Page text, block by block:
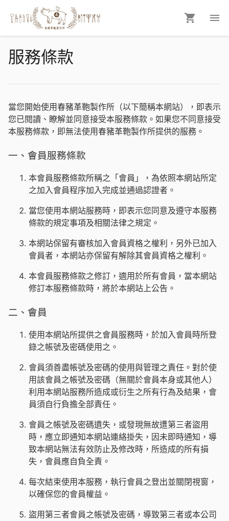
服務條款
當您開始使用春豬革鞄製作所（以下簡稱本網站），即表示
您已閱讀、瞭解並同意接受本服務條款。如果您不同意接受
本服務條款，即無法使用春豬革鞄製作所提供的服務。
一、會員服務條款
本會員服務條款所稱之「會員」，為依照本網站所定
之加入會員程序加入完成並通過認證者。
當您使用本網站服務時，即表示您同意及遵守本服務
條款的規定事項及相關法律之規定。
本網站保留有審核加入會員資格之權利，另外已加入
會員者，本網站亦保留有解除其會員資格之權利。
本會員服務條款之修訂，適用於所有會員，當本網站
修訂本服務條款時，將於本網站上公告。
二、會員
使用本網站所提供之會員服務時，於加入會員時所登
錄之帳號及密碼使用之。
會員須善盡帳號及密碼的使用與管理之責任。對於使
用該會員之帳號及密碼（無關於會員本身或其他人）
利用本網站服務所造成或衍生之所有行為及結果，會
員須自行負擔全部責任。
會員之帳號及密碼遺失，或發現無故遭第三者盜用
時，應立即通知本網站連絡掛失，因未即時通知，導
致本網站無法有效防止及修改時，所造成的所有損
失，會員應自負全責。
每次結束使用本服務，執行會員之登出並關閉視窗，
以確保您的會員權益。
盜用第三者會員之帳號及密碼，導致第三者或本公司